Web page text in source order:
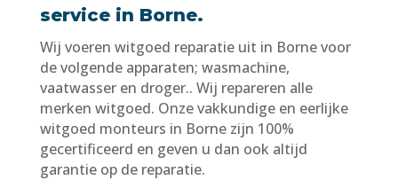
service in Borne.
Wij voeren witgoed reparatie uit in Borne voor
de volgende apparaten; wasmachine,
vaatwasser en droger.. Wij repareren alle
merken witgoed. Onze vakkundige en eerlijke
witgoed monteurs in Borne zijn 100%
gecertificeerd en geven u dan ook altijd
garantie op de reparatie.